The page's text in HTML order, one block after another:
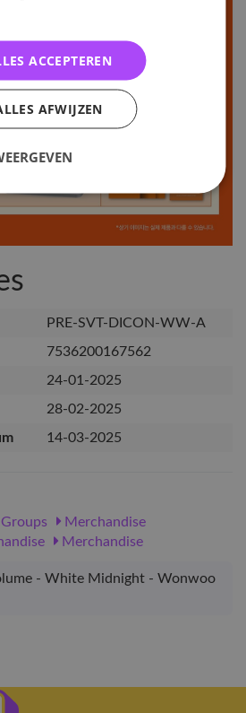
PRE-SVT-DICON-WW-A
7536200167562
24-01-2025
28-02-2025
14-03-2025
Merchandise
Merchandise
- White Midnight - Wonwoo
ACCEPTEREN
AFWIJZEN